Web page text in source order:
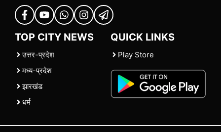
TOP CITY NEWS
उत्तर-प्रदेश
मध्य-प्रदेश
झारखंड
धर्म
QUICK LINKS
Play Store